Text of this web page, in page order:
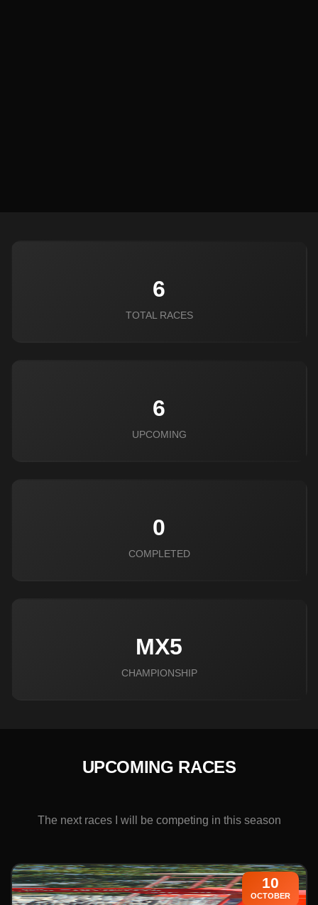
6
TOTAL RACES
6
UPCOMING
0
COMPLETED
MX5
CHAMPIONSHIP
UPCOMING RACES
The next races I will be competing in this season
10
OCTOBER